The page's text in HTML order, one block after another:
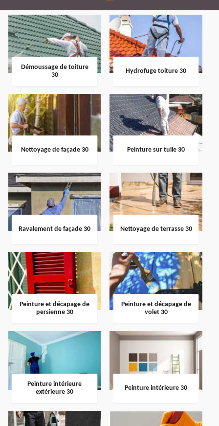
Démoussage de toiture
30
Hydrofuge toiture 30
Nettoyage de façade 30 Peinture sur tuile 30
Ravalement de façade 30 Nettoyage de terrasse 30
Peinture et décapage de
persienne 30
Peinture et décapage de
volet 30
Peinture intérieure
extérieure 30
Peinture intérieure 30